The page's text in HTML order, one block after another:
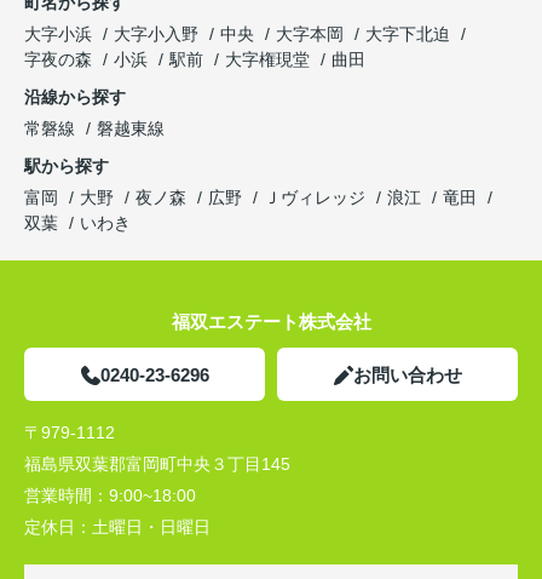
大字小浜
大字小入野 中央 大字本岡
大字下北迫
字夜の森
小浜 駅前 大字権現堂
曲田
沿線から探す
常磐線
磐越東線
駅から探す
富岡
大野 夜ノ森 広野 Ｊヴィレッジ 浪江
竜田
双葉
いわき
福双エステート株式会社
0240-23-6296 お問い合わせ
〒979-1112
福島県双葉郡富岡町中央３丁目145
営業時間： 9:00~18:00
定休日： 土曜日・日曜日